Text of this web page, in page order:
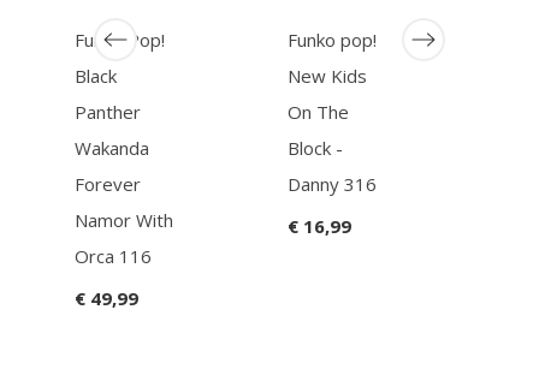
Funko Pop!
Black
Panther
Wakanda
Forever
Namor With
Orca 116
€ 49,99
Funko pop!
New Kids
On The
Block -
Danny 316
€ 16,99